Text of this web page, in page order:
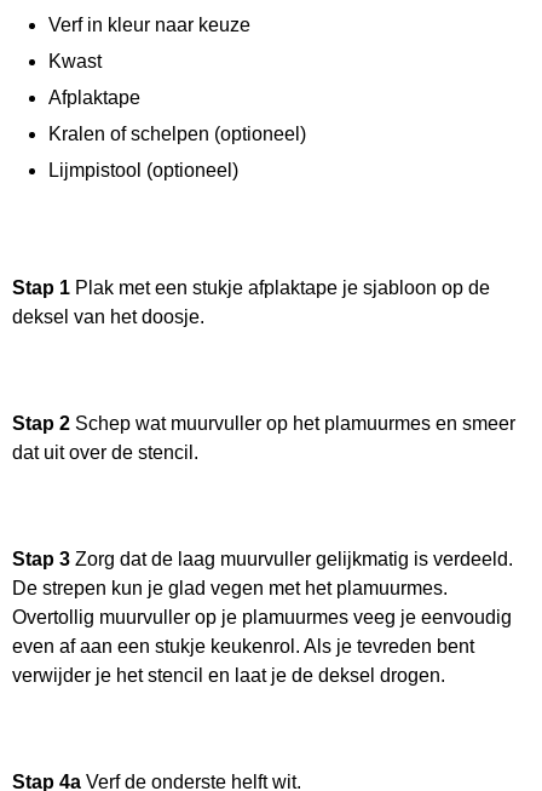
Verf in kleur naar keuze
Kwast
Afplaktape
Kralen of schelpen (optioneel)
Lijmpistool (optioneel)
Stap 1 Plak met een stukje afplaktape je sjabloon op de
deksel van het doosje.
Stap 2 Schep wat muurvuller op het plamuurmes en smeer
dat uit over de stencil.
Stap 3 Zorg dat de laag muurvuller gelijkmatig is verdeeld.
De strepen kun je glad vegen met het plamuurmes.
Overtollig muurvuller op je plamuurmes veeg je eenvoudig
even af aan een stukje keukenrol. Als je tevreden bent
verwijder je het stencil en laat je de deksel drogen.
Stap 4a Verf de onderste helft wit.